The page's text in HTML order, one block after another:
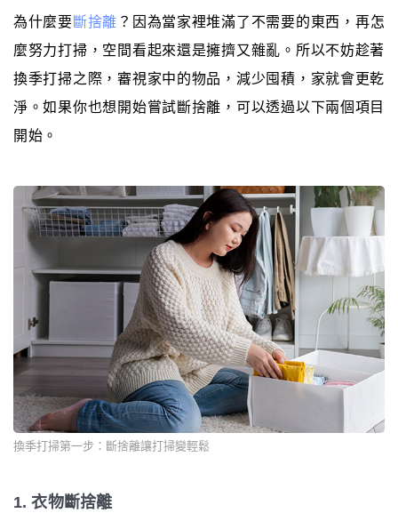
為什麼要斷捨離 ？因為當家裡堆滿了不需要的東西，再怎
麼努力打掃，空間看起來還是擁擠又雜亂。所以不妨趁著
換季打掃之際，審視家中的物品，減少囤積，家就會更乾
淨。如果你也想開始嘗試斷捨離，可以透過以下兩個項目
開始。
換季打掃第一步：斷捨離讓打掃變輕鬆
1. 衣物斷捨離